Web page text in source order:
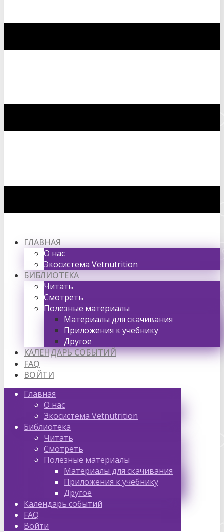
ГЛАВНАЯ
О нас
Экосистема Vetnutrition
БИБЛИОТЕКА
Читать
Смотреть
Полезные материалы
Материалы для скачивания
Приложения к учебнику
Другое
КАЛЕНДАРЬ СОБЫТИЙ
FAQ
ВОЙТИ
Главная
О нас
Экосистема Vetnutrition
Библиотека
Читать
Смотреть
Полезные материалы
Материалы для скачивания
Приложения к учебнику
Другое
Календарь событий
FAQ
Войти